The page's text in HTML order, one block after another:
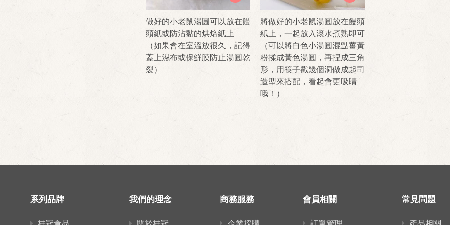
做好的小老鼠湯圓可以放在饅
頭紙或防沾黏的烘焙紙上
（如果會在室溫放很久，記得
蓋上濕布或保鮮膜防止湯圓乾
裂）
將做好的小老鼠湯圓放在饅頭
紙上，一起放入滾水煮熟即可
（可以將白色小湯圓混點薑黃
粉揉成黃色湯圓，再捏成三角
形，用筷子戳幾個洞做成起司
造型來搭配，看起會更吸睛
哦！）
系列品牌 我們的理念 商務服務 會員相關 常見問題